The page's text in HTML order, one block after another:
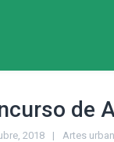
de
2018 Artes